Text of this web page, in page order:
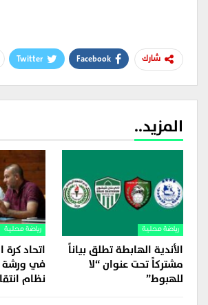
شارك Facebook
Twitter
المزيد..
رياضة محلية
الأندية الهابطة تطلق بياناً
مشتركاً تحت عنوان “لا
للهبوط”
رياضة محلية
اتحاد
في ورشة
نظام